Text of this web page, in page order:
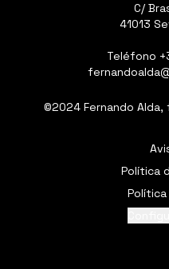
C/
41013
Teléfono
©2024 Fernando
Política